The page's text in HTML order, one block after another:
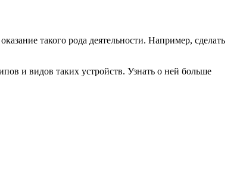
такого рода деятельности. Например, сделать
и видов таких устройств. Узнать о ней больше